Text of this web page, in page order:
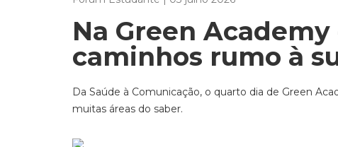
Na Green
caminhos rumo à
Da Saúde à Comunicação, o quarto dia de Green
muitas áreas do saber.